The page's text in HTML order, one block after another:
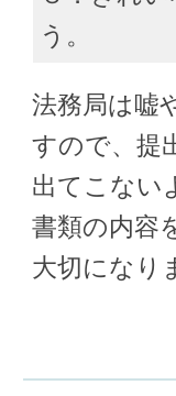
う。
法務局は嘘
すので、提
出てこない
書類の内容
大切になり